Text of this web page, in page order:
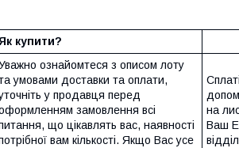
купити?
ознайомтеся з описом лоту
умовами доставки та оплати,
у продавця перед
замовлення всі
що цікавлять вас, наявності
вам кількості. Якщо Вас усе
на
Ваш